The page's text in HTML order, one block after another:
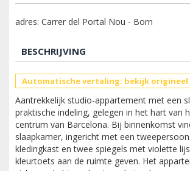
adres: Carrer del Portal Nou - Born
BESCHRIJVING
Automatische vertaling: bekijk origineel
Aantrekkelijk studio-appartement met een
praktische indeling, gelegen in het hart van
centrum van Barcelona. Bij binnenkomst
slaapkamer, ingericht met een
kledingkast en twee spiegels met violette
kleurtoets aan de ruimte geven. Het